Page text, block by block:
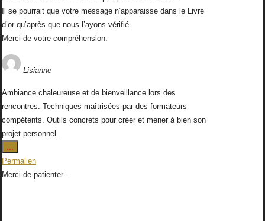
Il se pourrait que votre message n’apparaisse dans le Livre
d’or qu’après que nous l’ayons vérifié.
Merci de votre compréhension.
Lisianne
Ambiance chaleureuse et de bienveillance lors des
rencontres. Techniques maîtrisées par des formateurs
compétents. Outils concrets pour créer et mener à bien son
projet personnel.
...
cette
boîte
méta.
Permalien
Merci de patienter...